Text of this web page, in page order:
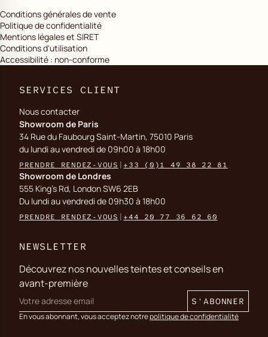
Conditions générales de vente
Politique de confidentialité
Mentions légales et SIRET
Conditions d'utilisation
Accessibilité : non-conforme
SERVICES CLIENT
Nous contacter
Showroom de Paris
34 Rue du Faubourg Saint-Martin, 75010 Paris
du lundi au vendredi de 09h00 à 18h00
PRENDRE RENDEZ-VOUS +33 (0)1 49 38 22 81
Showroom de Londres
555 King's Rd, London SW6 2EB
Du lundi au vendredi de 09h30 à 18h00
PRENDRE RENDEZ-VOUS +44 20 77 36 62 60
NEWSLETTER
Découvrez nos nouvelles teintes et conseils en
avant-première
S'ABONNER
En vous abonnant, vous acceptez notrepolitique de confidentialité